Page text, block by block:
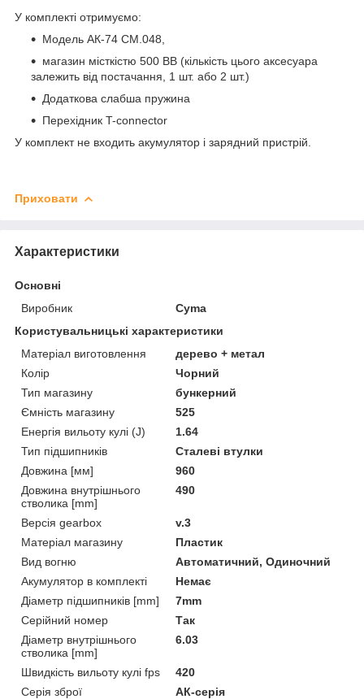
У комплекті отримуємо:
Модель АК-74 CM.048,
магазин місткістю 500 ВВ (кількість цього аксесуара
залежить від постачання, 1 шт. або 2 шт.)
Додаткова слабша пружина
Перехідник T-connector
У комплект не входить акумулятор і зарядний пристрій.
Приховати
Характеристики
Основні
Виробник
Cyma
Користувальницькі характеристики
Матеріал виготовлення
дерево + метал
Колір
Чорний
Тип магазину
бункерний
Ємність магазину
525
Енергія вильоту кулі (J)
1.64
Тип підшипників
Сталеві втулки
Довжина [мм]
960
Довжина внутрішнього
стволика [mm]
490
Версія gearbox
v.3
Матеріал магазину
Пластик
Вид вогню
Автоматичний, Одиночний
Акумулятор в комплекті
Немає
Діаметр підшипників [mm]
7mm
Серійний номер
Так
Діаметр внутрішнього
стволика [mm]
6.03
Швидкість вильоту кулі fps
420
Серія зброї
АК-серія